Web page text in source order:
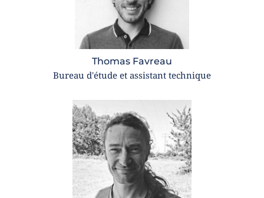
Thomas Favreau
Bureau d'étude et assistant technique